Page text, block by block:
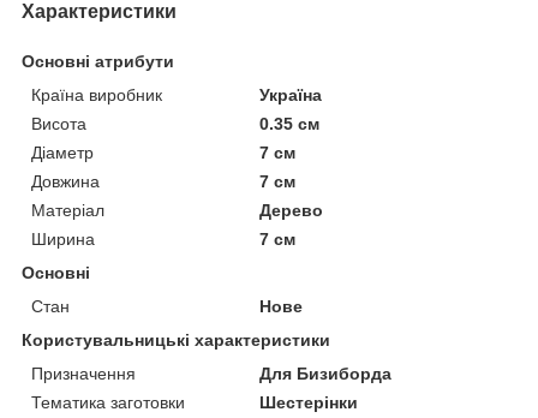
Характеристики
Основні атрибути
Країна виробник
Україна
Висота
0.35 см
Діаметр
7 см
Довжина
7 см
Матеріал
Дерево
Ширина
7 см
Основні
Стан
Нове
Користувальницькі характеристики
Призначення
Для Бизиборда
Тематика заготовки
Шестерінки